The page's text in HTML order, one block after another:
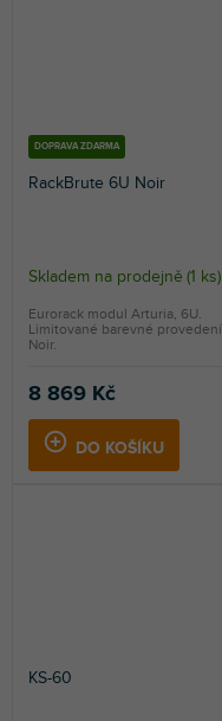
DOPRAVA ZDARMA
RackBrute 6U Noir
Skladem na prodejně (1 ks)
8 869 Kč
DO KOŠÍKU
Eurorack modul Arturia, 6U.
Limitované barevné provedení
Noir.
KS-60